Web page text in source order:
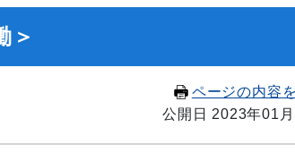
＞
ページの内容
公開日 2023年01